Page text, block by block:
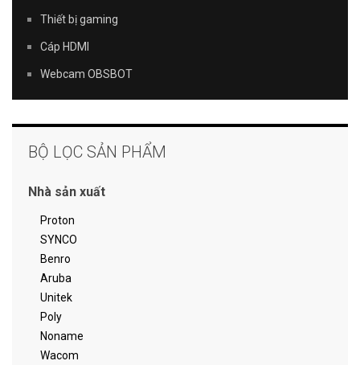
Thiết bị gaming
Cáp HDMI
Webcam OBSBOT
BỘ LỌC SẢN PHẨM
Nhà sản xuất
Proton
SYNCO
Benro
Aruba
Unitek
Poly
Noname
Wacom